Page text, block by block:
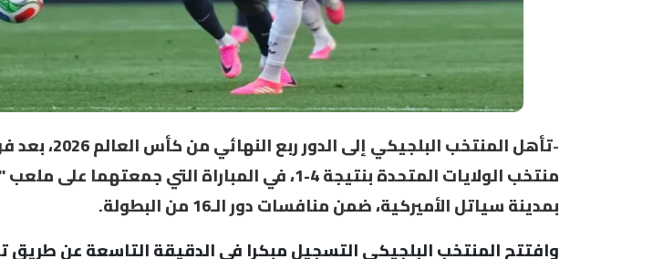
-
تأهل المنتخب البلجيكي
منتخب الولايات المتحدة بنتيجة 4-1، في المباراة التي جمعتهما
بمدينة سياتل الأميركية، ضمن منافسات دور الـ16 من البطولة.
وافتتح المنتخب البلجيكي التسجيل مبكرا في الدقيقة التاسعة عن طريق